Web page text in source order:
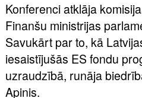
Konferenci atklāja
Finanšu ministrijas
Savukārt par to, kā
iesaistījušās ES fondu
uzraudzībā, runāja
Apinis.